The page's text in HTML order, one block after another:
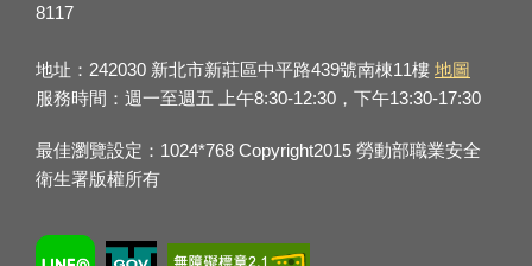
8117
地址：242030 新北市新莊區中平路439號南棟11樓 地圖
服務時間：週一至週五 上午8:30-12:30，下午13:30-17:30
最佳瀏覽設定：1024*768 Copyright2015 勞動部職業安全
衛生署版權所有